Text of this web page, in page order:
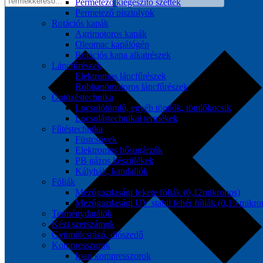
Permetező pisztolyok
Rotációs kapák
Agrimotoros kapák
Oleomac kapálógép
Rotációs kapa alkatrészek
Láncfűrészek
Elektromos láncfűrészek
Robbanómotoros láncfűrészek
Öntözéstechnika
Locsolótömlő, egyéb tömlők, tömlőkocsik
Locsolástechnikai termékek
Fűtéstechnika
Füstcsövek
Elektromos hősugárzók
PB gázos készülékek
Kályhák, kandallók
Fóliák
Mezőgazdasági fekete fóliák (0,12mikronos)
Mezőgazdasági UV stabil fehér fóliák (0,15
Terménydarálók
Kézi szerszámok
Gyümölcsrázó, diószedő
Kompresszorok
Ipari kompresszorok